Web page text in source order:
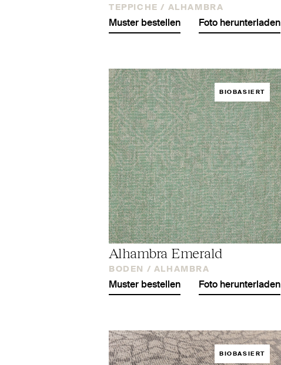
TEPPICHE / ALHAMBRA
Muster bestellen Foto herunterladen
BIOBASIERT
Alhambra Emerald
BODEN / ALHAMBRA
Muster bestellen Foto herunterladen
BIOBASIERT